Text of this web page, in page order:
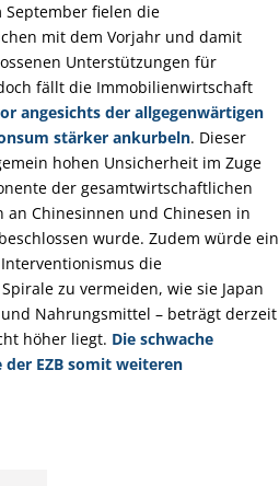
fielen die
mit dem Vorjahr und damit
Unterstützungen für
fällt die Immobilienwirtschaft
angesichts der allgegenwärtigen
stärker ankurbeln. Dieser
hohen Unsicherheit im Zuge
der gesamtwirtschaftlichen
Chinesinnen und Chinesen in
wurde. Zudem würde ein
die
zu vermeiden, wie sie Japan
Nahrungsmittel – beträgt derzeit
höher liegt. Die schwache
EZB somit weiteren